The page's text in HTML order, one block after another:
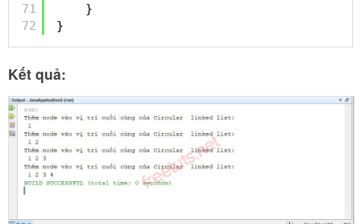
71
72
}
}
Kết quả: